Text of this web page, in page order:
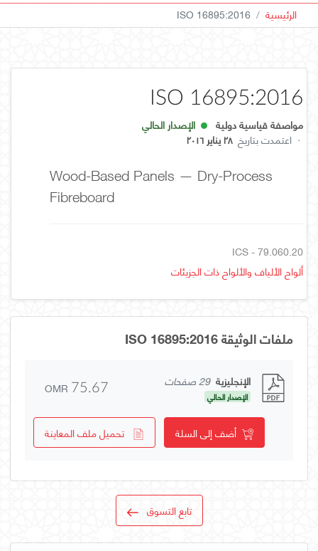
الرئيسية ISO 16895:2016
ISO 16895:2016
مواصفة قياسية دولية
الإصدار الحالي
· اعتمدت بتاريخ ٢٨ يناير ٢٠١٦
Wood-Based Panels — Dry-Process
Fibreboard
ICS - 79.060.20
ألواح الألياف والألواح ذات الجزيئات
ملفات الوثيقة ISO 16895:2016
الإنجليزية 29 صفحات
الإصدار الحالي OMR 75.67
أضف إلى السلة تحميل ملف المعاينة
تابع التسوق